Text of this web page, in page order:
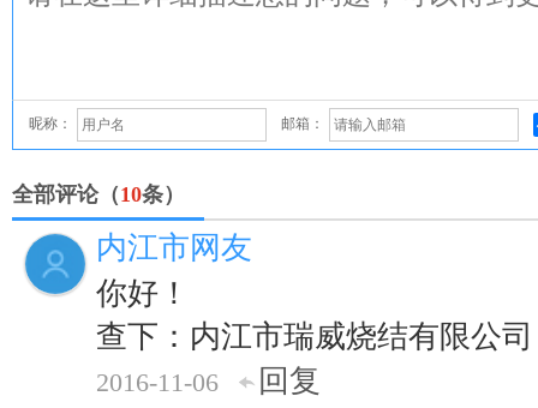
昵称： 邮箱：
全部评论（10条）
内江市网友
你好！
查下：内江市瑞威烧结有限公司
2016-11-06
回复